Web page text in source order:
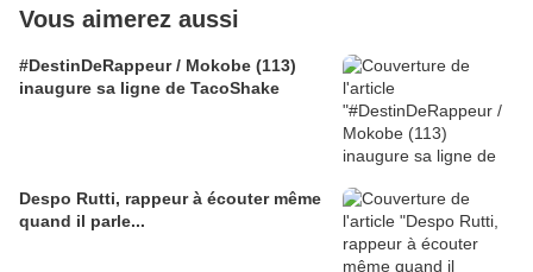
Vous aimerez aussi
#DestinDeRappeur / Mokobe (113)
inaugure sa ligne de TacoShake
Despo Rutti, rappeur à écouter même
quand il parle...